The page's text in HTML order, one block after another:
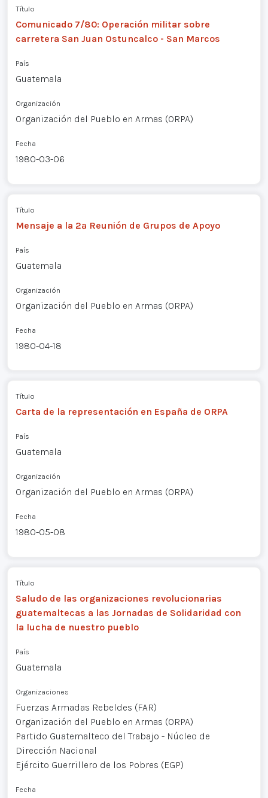
Título
Comunicado 7/80: Operación militar sobre
carretera San Juan Ostuncalco - San Marcos
País
Guatemala
Organización
Organización del Pueblo en Armas (ORPA)
Fecha
1980-03-06
Título
Mensaje a la 2ª Reunión de Grupos de Apoyo
País
Guatemala
Organización
Organización del Pueblo en Armas (ORPA)
Fecha
1980-04-18
Título
Carta de la representación en España de ORPA
País
Guatemala
Organización
Organización del Pueblo en Armas (ORPA)
Fecha
1980-05-08
Título
Saludo de las organizaciones revolucionarias
guatemaltecas a las Jornadas de Solidaridad con
la lucha de nuestro pueblo
País
Guatemala
Organizaciones
Fuerzas Armadas Rebeldes (FAR)
Organización del Pueblo en Armas (ORPA)
Partido Guatemalteco del Trabajo - Núcleo de
Dirección Nacional
Ejército Guerrillero de los Pobres (EGP)
Fecha